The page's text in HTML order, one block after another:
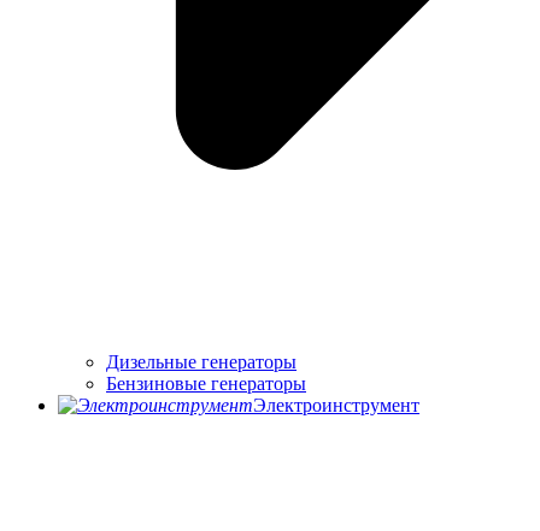
Дизельные генераторы
Бензиновые генераторы
Электроинструмент